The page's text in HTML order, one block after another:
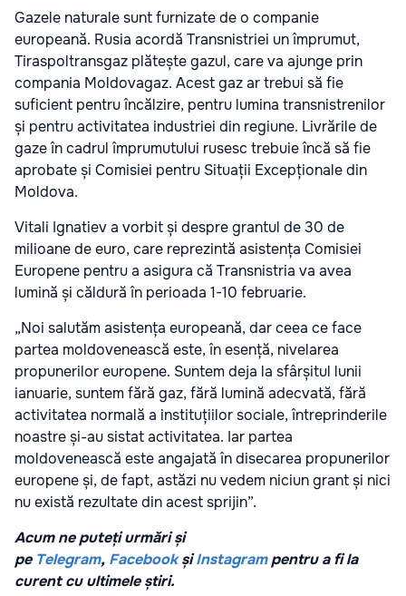
Gazele naturale sunt furnizate de o companie
europeană. Rusia acordă Transnistriei un împrumut,
Tiraspoltransgaz plătește gazul, care va ajunge prin
compania Moldovagaz. Acest gaz ar trebui să fie
suficient pentru încălzire, pentru lumina transnistrenilor
și pentru activitatea industriei din regiune. Livrările de
gaze în cadrul împrumutului rusesc trebuie încă să fie
aprobate și Comisiei pentru Situații Excepționale din
Moldova.
Vitali Ignatiev a vorbit și despre grantul de 30 de
milioane de euro, care reprezintă asistența Comisiei
Europene pentru a asigura că Transnistria va avea
lumină și căldură în perioada 1-10 februarie.
„Noi salutăm asistența europeană, dar ceea ce face
partea moldovenească este, în esență, nivelarea
propunerilor europene. Suntem deja la sfârșitul lunii
ianuarie, suntem fără gaz, fără lumină adecvată, fără
activitatea normală a instituțiilor sociale, întreprinderile
noastre și-au sistat activitatea. Iar partea
moldovenească este angajată în disecarea propunerilor
europene și, de fapt, astăzi nu vedem niciun grant și nici
nu există rezultate din acest sprijin”.
Acum ne puteți urmări și
pe Telegram, Facebook șiInstagrampentru a fi la
curent cu ultimele știri.